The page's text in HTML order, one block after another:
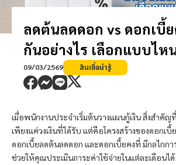
ลดต้นลดดอก vs ดอกเบี้
กันอย่างไร เลือกแบบไห
09/03/2569 สินเชื่อน่ารู้
เมื่อพนักงานประจำเริ่มต้นวางแผนกู้เงิน สิ่งสำคั
เพียงแค่วงเงินที่ได้รับ แต่คือโครงสร้างของดอกเบี้
ดอกเบี้ยลดต้นลดดอก และดอกเบี้ยคงที่ มีกลไกกา
ช่วยให้คุณประเมินภาระค่าใช้จ่ายในแต่ละเดือนไ